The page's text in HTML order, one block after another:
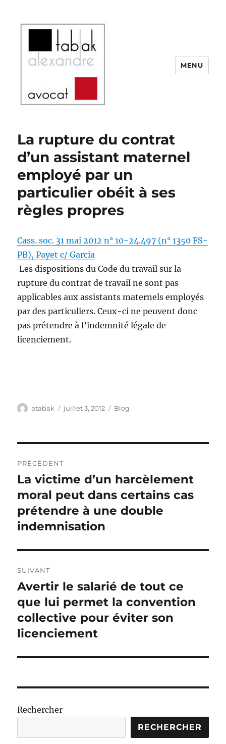
MENU
La rupture du contrat
d’un assistant maternel
employé par un
particulier obéit à ses
règles propres
Cass. soc. 31 mai 2012 n° 10-24.497 (n° 1350 FS-
PB), Payet c/ Garcia
Les dispositions du Code du travail sur la
rupture du contrat de travail ne sont pas
applicables aux assistants maternels employés
par des particuliers. Ceux-ci ne peuvent donc
pas prétendre à l’indemnité légale de
licenciement.
Auteur
atabak
Publié
juillet 3, 2012 Catégories
Blog
de
l’article
PRÉCÉDENT
Publication
précédente :
La victime d’un harcèlement
moral peut dans certains cas
prétendre à une double
indemnisation
SUIVANT
Publication
suivante :
Avertir le salarié de tout ce
que lui permet la convention
collective pour éviter son
licenciement
Rechercher
RECHERCHER